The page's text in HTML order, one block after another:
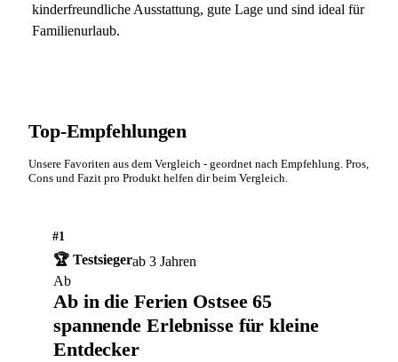
kinderfreundliche Ausstattung, gute Lage und sind ideal für
Familienurlaub.
Top-Empfehlungen
Unsere Favoriten aus dem Vergleich - geordnet nach Empfehlung. Pros,
Cons und Fazit pro Produkt helfen dir beim Vergleich.
#1
🏆 Testsiegerab 3 Jahren
Ab
Ab in die Ferien Ostsee 65
spannende Erlebnisse für kleine
Entdecker